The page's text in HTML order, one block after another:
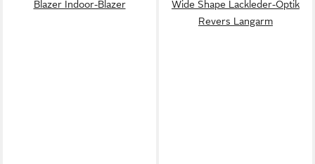
Blazer Indoor-Blazer
Wide Shape Lackleder-Optik
Revers Langarm